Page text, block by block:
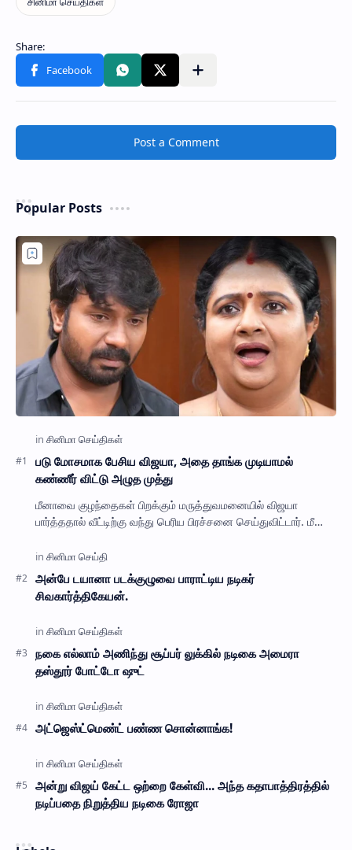
Post a Comment
Popular Posts
படு மோசமாக பேசிய விஜயா, அதை தாங்க முடியாமல்
கண்ணீர் விட்டு அழுத முத்து
மீனாவை குழந்தைகள் பிறக்கும் மருத்துவமனையில் விஜயா
பார்த்ததால் வீட்டிற்கு வந்து பெரிய பிரச்சனை செய்துவிட்டார். மீனா
அன்பே டயானா படக்குழுவை பாராட்டிய நடிகர்
சிவகார்த்திகேயன்.
நகை எல்லாம் அணிந்து சூப்பர் லுக்கில் நடிகை அமைரா
தஸ்தூர் போட்டோ ஷுட்
அட்ஜெஸ்ட்மெண்ட் பண்ண சொன்னாங்க!
அன்று விஜய் கேட்ட ஒற்றை கேள்வி... அந்த கதாபாத்திரத்தில்
நடிப்பதை நிறுத்திய நடிகை ரோஜா